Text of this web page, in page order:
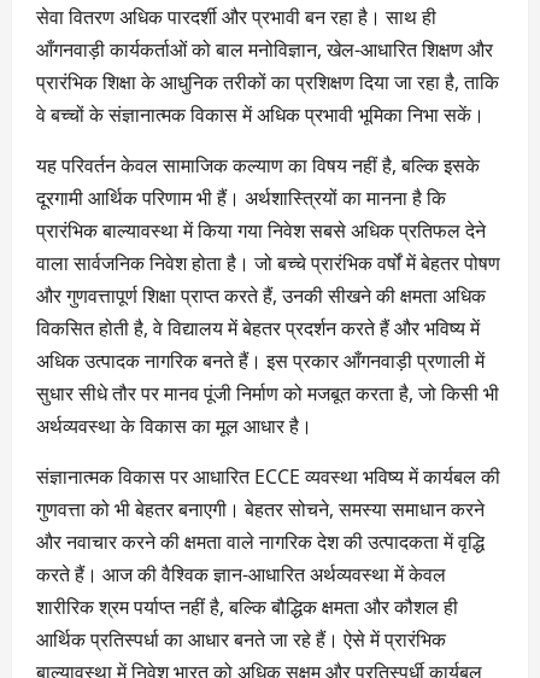
सेवा वितरण अधिक पारदर्शी और प्रभावी बन रहा है। साथ ही
आँगनवाड़ी कार्यकर्ताओं को बाल मनोविज्ञान, खेल-आधारित शिक्षण और
प्रारंभिक शिक्षा के आधुनिक तरीकों का प्रशिक्षण दिया जा रहा है, ताकि
वे बच्चों के संज्ञानात्मक विकास में अधिक प्रभावी भूमिका निभा सकें।
यह परिवर्तन केवल सामाजिक कल्याण का विषय नहीं है, बल्कि इसके
दूरगामी आर्थिक परिणाम भी हैं। अर्थशास्त्रियों का मानना है कि
प्रारंभिक बाल्यावस्था में किया गया निवेश सबसे अधिक प्रतिफल देने
वाला सार्वजनिक निवेश होता है। जो बच्चे प्रारंभिक वर्षों में बेहतर पोषण
और गुणवत्तापूर्ण शिक्षा प्राप्त करते हैं, उनकी सीखने की क्षमता अधिक
विकसित होती है, वे विद्यालय में बेहतर प्रदर्शन करते हैं और भविष्य में
अधिक उत्पादक नागरिक बनते हैं। इस प्रकार आँगनवाड़ी प्रणाली में
सुधार सीधे तौर पर मानव पूंजी निर्माण को मजबूत करता है, जो किसी भी
अर्थव्यवस्था के विकास का मूल आधार है।
संज्ञानात्मक विकास पर आधारित ECCE व्यवस्था भविष्य में कार्यबल की
गुणवत्ता को भी बेहतर बनाएगी। बेहतर सोचने, समस्या समाधान करने
और नवाचार करने की क्षमता वाले नागरिक देश की उत्पादकता में वृद्धि
करते हैं। आज की वैश्विक ज्ञान-आधारित अर्थव्यवस्था में केवल
शारीरिक श्रम पर्याप्त नहीं है, बल्कि बौद्धिक क्षमता और कौशल ही
आर्थिक प्रतिस्पर्धा का आधार बनते जा रहे हैं। ऐसे में प्रारंभिक
बाल्यावस्था में निवेश भारत को अधिक सक्षम और प्रतिस्पर्धी कार्यबल